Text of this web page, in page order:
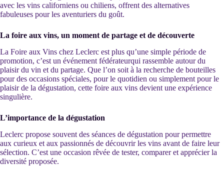
avec les vins californiens ou chiliens, offrent des alternatives
fabuleuses pour les aventuriers du goût.
La foire aux vins, un moment de partage et de découverte
La Foire aux Vins chez Leclerc est plus qu’une simple période de
promotion, c’est un événement fédérateurqui rassemble autour du
plaisir du vin et du partage. Que l’on soit à la recherche de bouteilles
pour des occasions spéciales, pour le quotidien ou simplement pour le
plaisir de la dégustation, cette foire aux vins devient une expérience
singulière.
L’importance de la dégustation
Leclerc propose souvent des séances de dégustation pour permettre
aux curieux et aux passionnés de découvrir les vins avant de faire leur
sélection. C’est une occasion rêvée de tester, comparer et apprécier la
diversité proposée.